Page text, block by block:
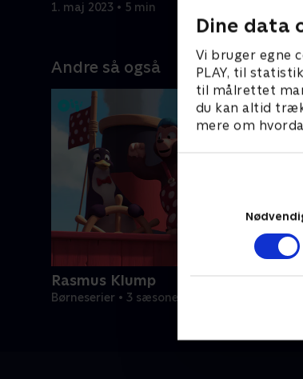
Dine data
Vi bruger egne
PLAY, til
til målrettet
du kan altid
mere om
1. maj 2023 • 5 min
Andre så også
Rasmus Klump
Børneserier • 3 sæsoner